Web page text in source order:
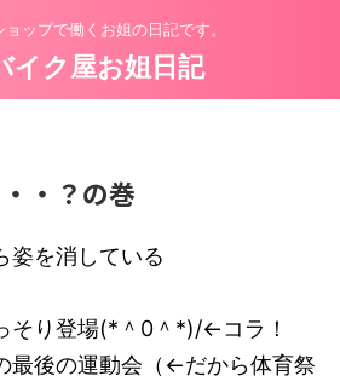
ップで働くお姐の日記です。
イク屋お姐日記
・？の巻
姿を消している
そり登場(*＾0＾*)/←コラ！
最後の運動会（←だから体育祭